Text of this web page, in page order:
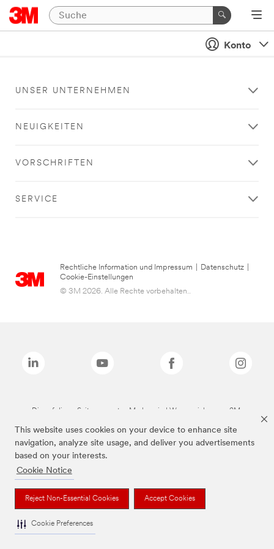
This website uses cookies on your device to enhance site
navigation, analyze site usage, and deliver you advertisements
based on your interests.
Cookie Notice
Reject Non-Essential Cookies Accept Cookies
Cookie Preferences
Konto
UNSER UNTERNEHMEN
NEUIGKEITEN
VORSCHRIFTEN
SERVICE
Rechtliche Information und Impressum Datenschutz
Cookie-Einstellungen
© 3M 2026. Alle Rechte vorbehalten..
Die auf dieser Seite genannten Marken sind Warenzeichen von 3M.